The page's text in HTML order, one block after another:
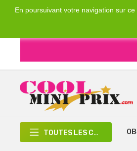
En poursuivant votre navigation sur
Emplacement
TOUTES LES CATÉGORIES